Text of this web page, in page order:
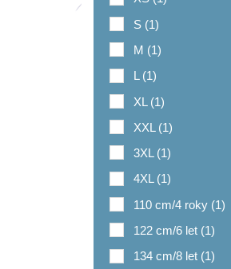
S (1)
M (1)
L (1)
XL (1)
XXL (1)
3XL (1)
4XL (1)
110 cm/4 roky (1)
122 cm/6 let (1)
134 cm/8 let (1)